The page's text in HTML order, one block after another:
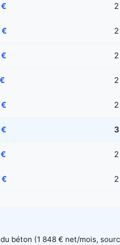
béton (1 848 € net/mois,